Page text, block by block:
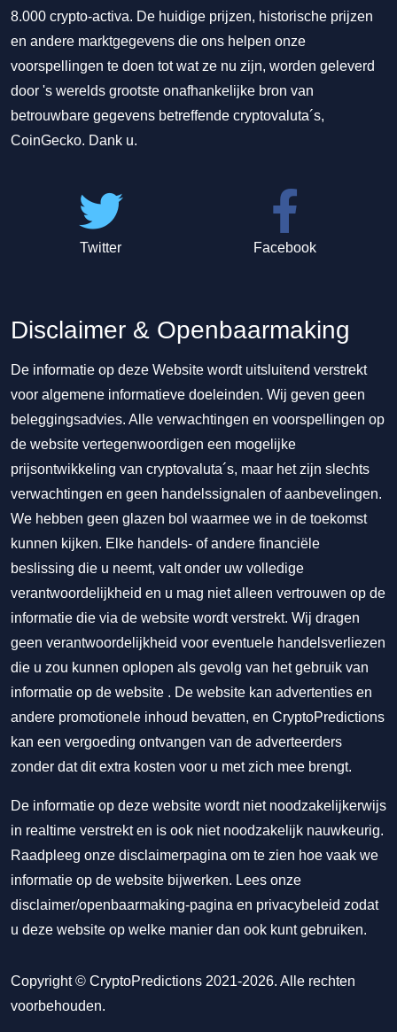
8.000 crypto-activa. De huidige prijzen, historische prijzen
en andere marktgegevens die ons helpen onze
voorspellingen te doen tot wat ze nu zijn, worden geleverd
door 's werelds grootste onafhankelijke bron van
betrouwbare gegevens betreffende cryptovaluta´s,
CoinGecko. Dank u.
Twitter Facebook
Disclaimer & Openbaarmaking
De informatie op deze Website wordt uitsluitend verstrekt
voor algemene informatieve doeleinden. Wij geven geen
beleggingsadvies. Alle verwachtingen en voorspellingen op
de website vertegenwoordigen een mogelijke
prijsontwikkeling van cryptovaluta´s, maar het zijn slechts
verwachtingen en geen handelssignalen of aanbevelingen.
We hebben geen glazen bol waarmee we in de toekomst
kunnen kijken. Elke handels- of andere financiële
beslissing die u neemt, valt onder uw volledige
verantwoordelijkheid en u mag niet alleen vertrouwen op de
informatie die via de website wordt verstrekt. Wij dragen
geen verantwoordelijkheid voor eventuele handelsverliezen
die u zou kunnen oplopen als gevolg van het gebruik van
informatie op de website . De website kan advertenties en
andere promotionele inhoud bevatten, en CryptoPredictions
kan een vergoeding ontvangen van de adverteerders
zonder dat dit extra kosten voor u met zich mee brengt.
De informatie op deze website wordt niet noodzakelijkerwijs
in realtime verstrekt en is ook niet noodzakelijk nauwkeurig.
Raadpleeg onze disclaimerpagina om te zien hoe vaak we
informatie op de website bijwerken. Lees onze
disclaimer/openbaarmaking-pagina en privacybeleid zodat
u deze website op welke manier dan ook kunt gebruiken.
Copyright © CryptoPredictions 2021-2026. Alle rechten
voorbehouden.